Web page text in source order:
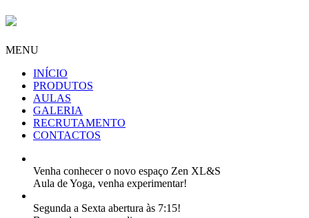
MENU
INÍCIO
PRODUTOS
AULAS
GALERIA
RECRUTAMENTO
CONTACTOS
Venha conhecer o novo espaço Zen XL&S
Aula de Yoga, venha experimentar!
Segunda a Sexta abertura às 7:15!